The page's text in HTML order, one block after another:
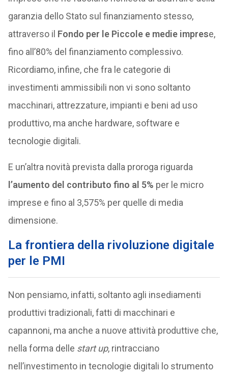
garanzia dello Stato sul finanziamento stesso,
attraverso il Fondo per le Piccole e medie imprese,
fino all’80% del finanziamento complessivo.
Ricordiamo, infine, che fra le categorie di
investimenti ammissibili non vi sono soltanto
macchinari, attrezzature, impianti e beni ad uso
produttivo, ma anche hardware, software e
tecnologie digitali.
E un’altra novità prevista dalla proroga riguarda
l’aumento del contributo fino al 5% per le micro
imprese e fino al 3,575% per quelle di media
dimensione.
La frontiera della rivoluzione digitale
per le PMI
Non pensiamo, infatti, soltanto agli insediamenti
produttivi tradizionali, fatti di macchinari e
capannoni, ma anche a nuove attività produttive che,
nella forma delle start up, rintracciano
nell’investimento in tecnologie digitali lo strumento